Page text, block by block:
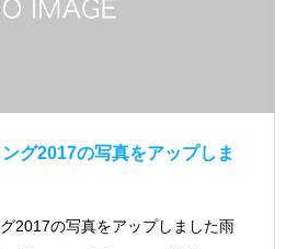
グ2017の写真をアップしま
2017の写真をアップしました雨